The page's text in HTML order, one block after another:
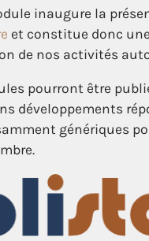
inaugure la
et constitue donc
de nos activités
pourront être
développements
génériques